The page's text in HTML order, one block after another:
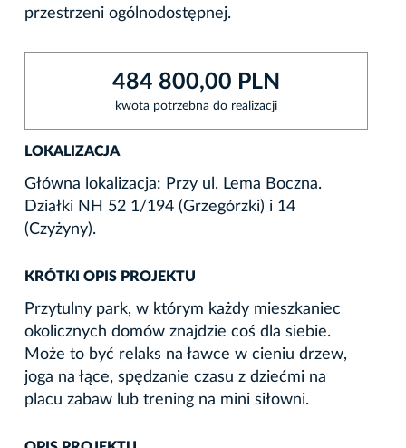
przestrzeni ogólnodostępnej.
484 800,00 PLN
kwota potrzebna do realizacji
LOKALIZACJA
Główna lokalizacja: Przy ul. Lema Boczna.
Działki NH 52 1/194 (Grzegórzki) i 14
(Czyżyny).
KRÓTKI OPIS PROJEKTU
Przytulny park, w którym każdy mieszkaniec
okolicznych domów znajdzie coś dla siebie.
Może to być relaks na ławce w cieniu drzew,
joga na łące, spędzanie czasu z dziećmi na
placu zabaw lub trening na mini siłowni.